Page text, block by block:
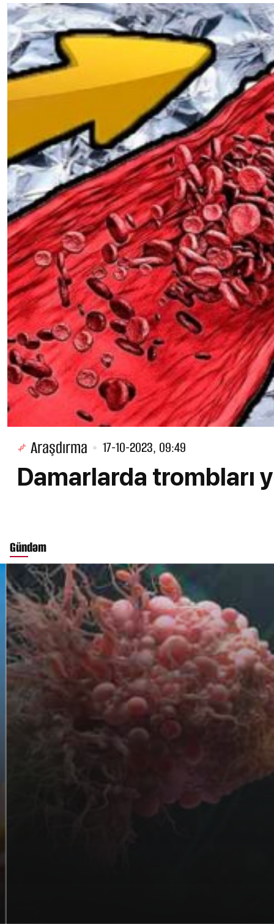
Araşdırma 17-10-2023, 09:49
Damarlarda trombları
Gündəm